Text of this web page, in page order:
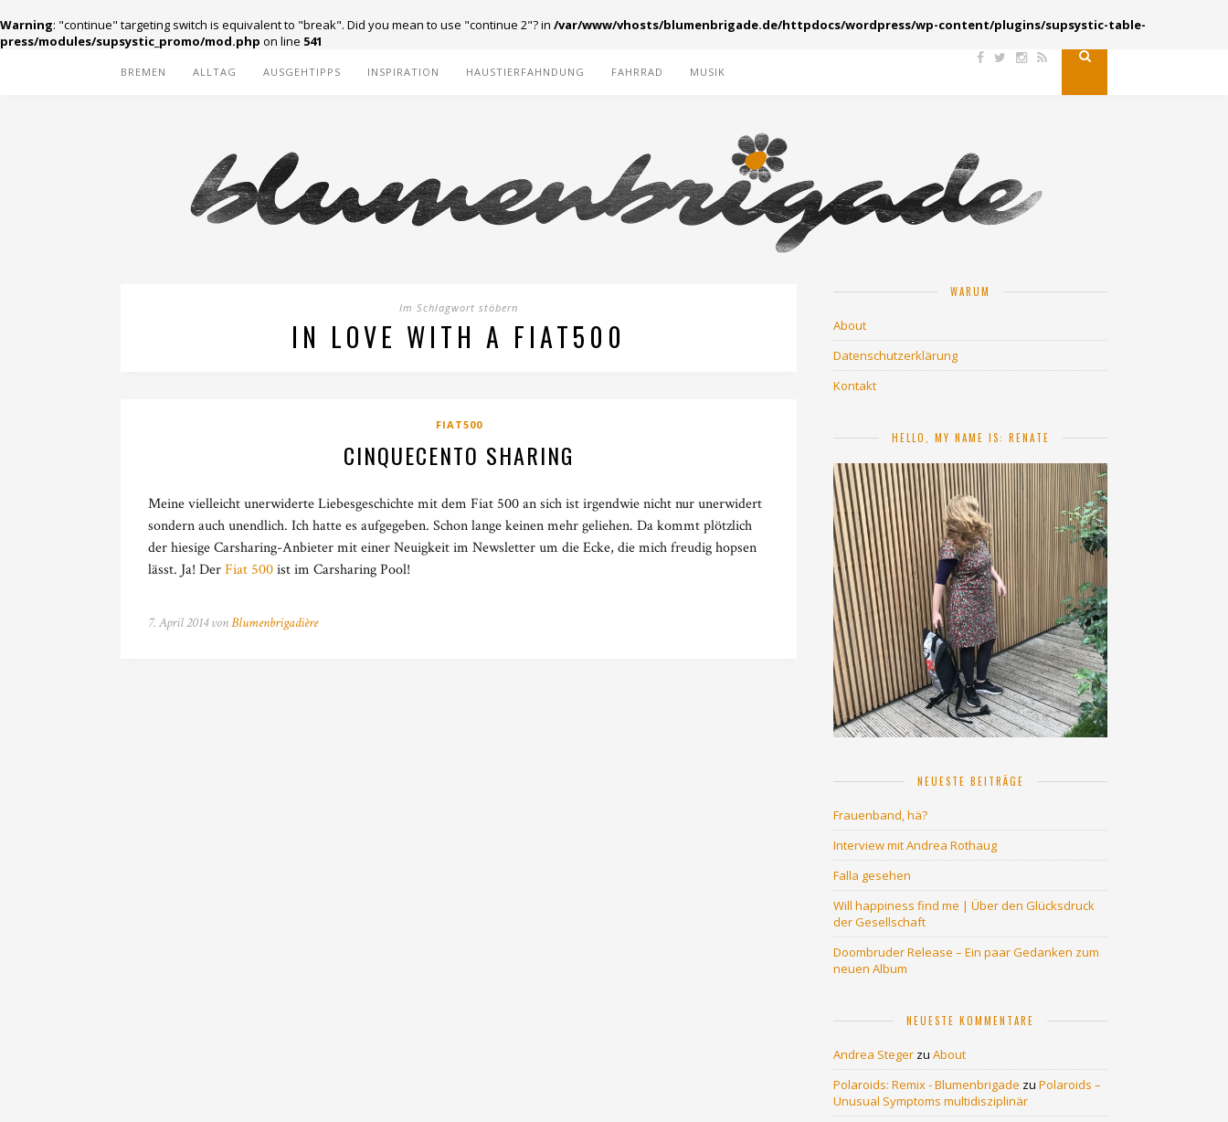
Warning: "continue" targeting switch is equivalent to "break". Did you mean to use "continue 2"? in /var/www/vhosts/blumenbrigade.de/httpdocs/wordpress/wp-content/plugins/supsystic-table-
press/modules/supsystic_promo/mod.php on line 541
BREMEN ALLTAG AUSGEHTIPPS INSPIRATION HAUSTIERFAHNDUNG FAHRRAD MUSIK
Im Schlagwort stöbern
IN LOVE WITH A FIAT500
FIAT500
CINQUECENTO SHARING
Meine vielleicht unerwiderte Liebesgeschichte mit dem Fiat 500 an sich ist irgendwie nicht nur unerwidert
sondern auch unendlich. Ich hatte es aufgegeben. Schon lange keinen mehr geliehen. Da kommt plötzlich
der hiesige Carsharing-Anbieter mit einer Neuigkeit im Newsletter um die Ecke, die mich freudig hopsen
lässt. Ja! DerFiat 500ist im Carsharing Pool!
7. April 2014 vonBlumenbrigadière
WARUM
About
Datenschutzerklärung
Kontakt
HELLO, MY NAME IS: RENATE
NEUESTE BEITRÄGE
Frauenband, hä?
Interview mit Andrea Rothaug
Falla gesehen
Will happiness find me | Über den Glücksdruck
der Gesellschaft
Doombruder Release – Ein paar Gedanken zum
neuen Album
NEUESTE KOMMENTARE
Andrea Steger zu About
Polaroids: Remix - Blumenbrigade zu Polaroids –
Unusual Symptoms multidisziplinär